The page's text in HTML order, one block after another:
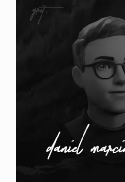
READY PLAYER ME.
Marcinkowski –
Twitter, Discord,